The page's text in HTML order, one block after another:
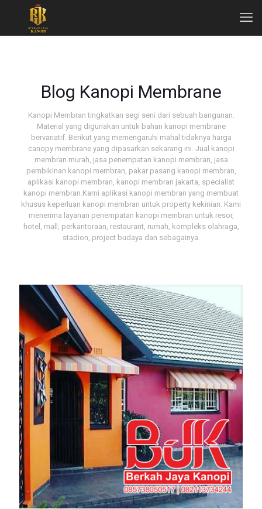
Blog Kanopi Membrane
Kanopi Membran tingkatkan segi seni dari sebuah bangunan.
Material yang digunakan untuk bahan kanopi membrane
bervariatif. Berikut yang memengaruhi mahal tidaknya harga
canopy membrane yang dipasarkan sekarang ini. Jual kanopi
membran murah, jasa penempatan kanopi membran, jasa
pembikinan kanopi membran, pakar pasang kanopi membran,
aplikasi kanopi membran, kanopi membran jakarta, specialist
kanopi membran.Kami aplikasi kanopi membran yang membuat
khusus keperluan kanopi membran untuk property kekinian. Kami
menerima layanan penempatan kanopi membran untuk resor,
hotel, mall, perkantoraan, restaurant, rumah, kompleks olahraga,
stadion, project budaya dan sebagainya.